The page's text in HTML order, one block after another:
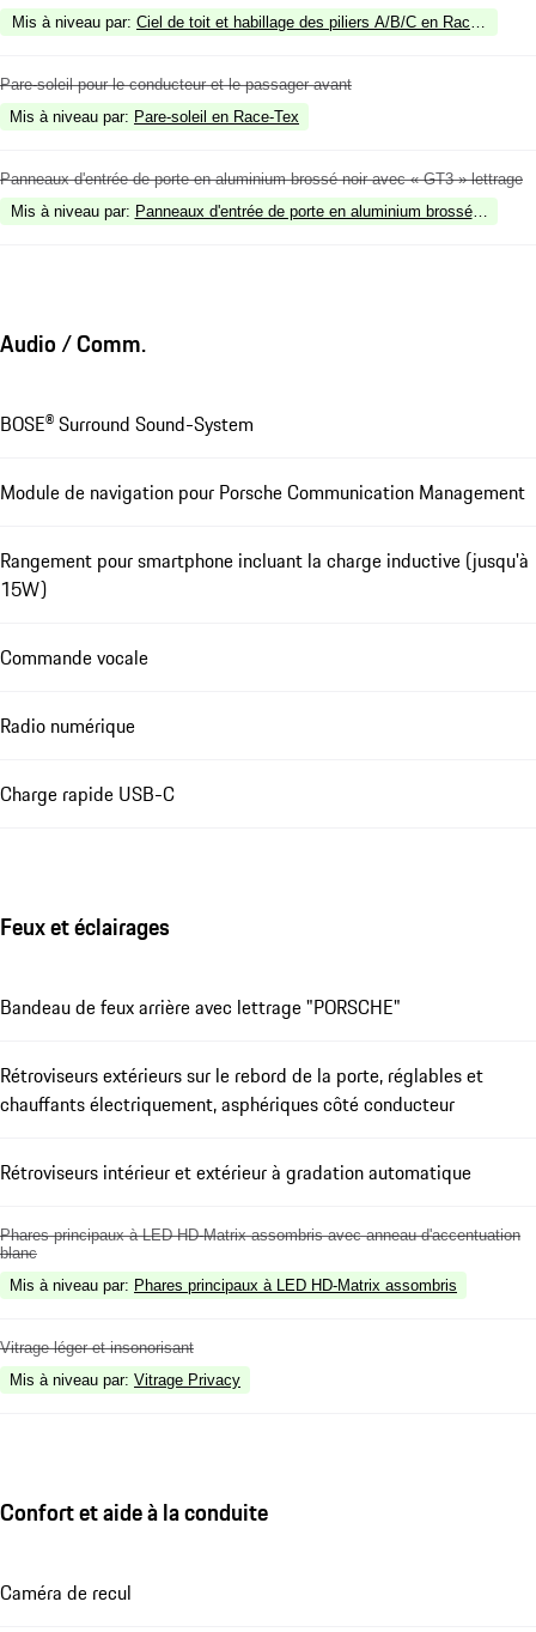
Mis à niveau par: Ciel de toit et habillage des piliers A/B/C en Race-Tex
Pare-soleil pour le conducteur et le passager avant
Mis à niveau par: Pare-soleil en Race-Tex
Panneaux d'entrée de porte en aluminium brossé noir avec « GT3 » lettrage
Mis à niveau par: Panneaux d'entrée de porte en aluminium brossé noir,
Audio / Comm.
BOSE® Surround Sound-System
Module de navigation pour Porsche Communication Management
Rangement pour smartphone incluant la charge inductive (jusqu'à
15W)
Commande vocale
Radio numérique
Charge rapide USB-C
Feux et éclairages
Bandeau de feux arrière avec lettrage "PORSCHE"
Rétroviseurs extérieurs sur le rebord de la porte, réglables et
chauffants électriquement, asphériques côté conducteur
Rétroviseurs intérieur et extérieur à gradation automatique
Phares principaux à LED HD-Matrix assombris avec anneau d'accentuation
blanc
Mis à niveau par: Phares principaux à LED HD-Matrix assombris
Vitrage léger et insonorisant
Mis à niveau par: Vitrage Privacy
Confort et aide à la conduite
Caméra de recul